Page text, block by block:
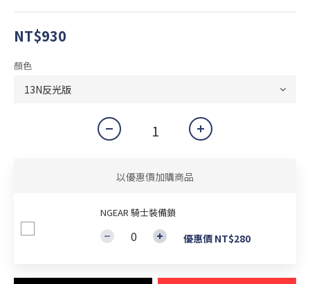
NT$930
顏色
以優惠價加購商品
NGEAR 騎士裝備鎖
優惠價 NT$280